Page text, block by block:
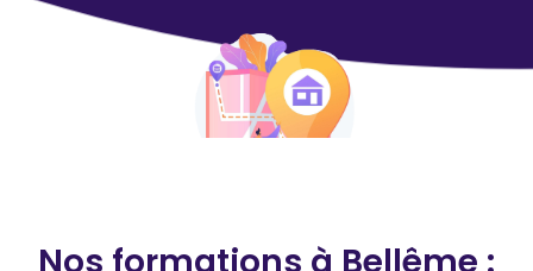
Nos formations à Bellême :